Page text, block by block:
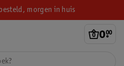
morgen in huis
0.
00